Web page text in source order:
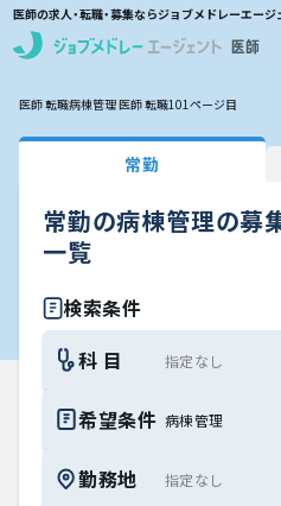
医師の求人・転職・募集ならジョブメドレーエー
求人を探す
常勤の求人
定期非常勤の求人
特集から探す
エージェントサービス
エージェントサービスTOP
サービスの流れ
医師 転職病棟管理 医師 転職101ページ目
常勤
常勤の病棟管理の募
一覧
検索条件
科 目
希望条件 病棟管理
勤務地